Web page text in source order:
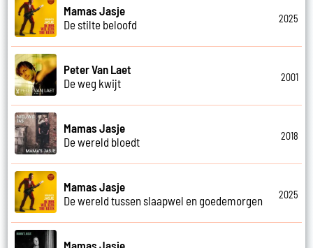
Mamas Jasje
De stilte beloofd
2025
Peter Van Laet
De weg kwijt
2001
Mamas Jasje
De wereld bloedt
2018
Mamas Jasje
De wereld tussen slaapwel en goedemorgen
2025
Mamas Jasje